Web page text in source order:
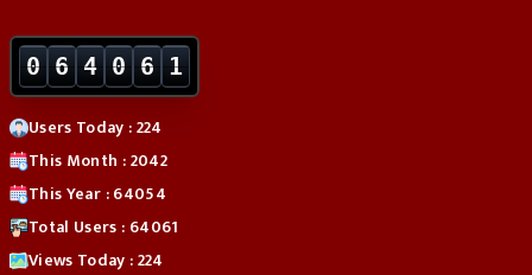
0 6 4 0 6 1
Users Today : 224
This Month : 2042
This Year : 64054
Total Users : 64061
Views Today : 224